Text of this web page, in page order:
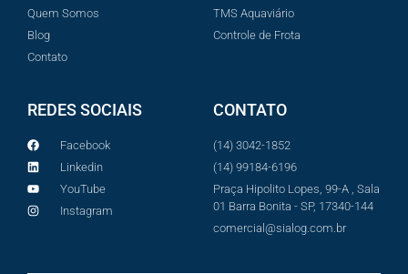
Quem Somos
Blog
Contato
TMS Aquaviário
Controle de Frota
REDES SOCIAIS
Facebook
Linkedin
YouTube
Instagram
CONTATO
(14) 3042-1852
(14) 99184-6196
Praça Hipolito Lopes, 99-A , Sala
01 Barra Bonita - SP, 17340-144
comercial@sialog.com.br